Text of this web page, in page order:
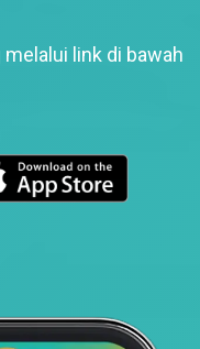
link di bawah